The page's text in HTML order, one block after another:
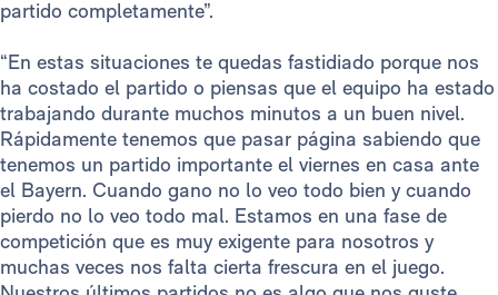
partido completamente”.
“En estas situaciones te quedas fastidiado porque nos
ha costado el partido o piensas que el equipo ha estado
trabajando durante muchos minutos a un buen nivel.
Rápidamente tenemos que pasar página sabiendo que
tenemos un partido importante el viernes en casa ante
el Bayern. Cuando gano no lo veo todo bien y cuando
pierdo no lo veo todo mal. Estamos en una fase de
competición que es muy exigente para nosotros y
muchas veces nos falta cierta frescura en el juego.